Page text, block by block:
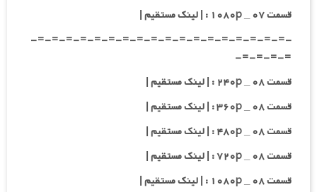
قسمت ۰۷ _ ۱۰۸۰p : | لینک مستقیم |
-=-=-=-=-=-=-=-=-=-=-=-=-=-=-=-=-=-=-
=-=-=-=-
قسمت ۰۸ _ ۲۴۰p : | لینک مستقیم |
قسمت ۰۸ _ ۳۶۰p : | لینک مستقیم |
قسمت ۰۸ _ ۴۸۰p : | لینک مستقیم |
قسمت ۰۸ _ ۷۲۰p : | لینک مستقیم |
قسمت ۰۸ _ ۱۰۸۰p : | لینک مستقیم |